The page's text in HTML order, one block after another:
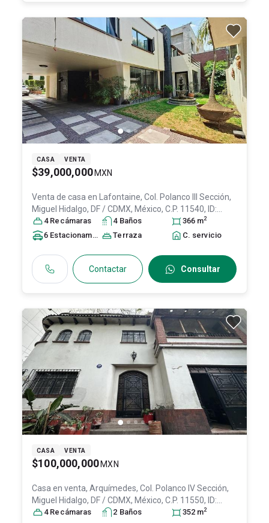
CASA VENTA
$39,000,000 MXN
Venta de casa en
Lafontaine, Col. Polanco III Sección,
Miguel Hidalgo, DF / CDMX, México, C.P. 11540, ID:
31520548
4 Recámaras 4 Baños 366 m2
6 Estacionamiento sTerraza C. servicio
Contactar Consultar
CASA VENTA
$100,000,000 MXN
Casa en venta, Arquímedes, Col. Polanco IV Sección,
Miguel Hidalgo, DF / CDMX, México, C.P. 11550, ID:
31420316
4 Recámaras 2 Baños 352 m2